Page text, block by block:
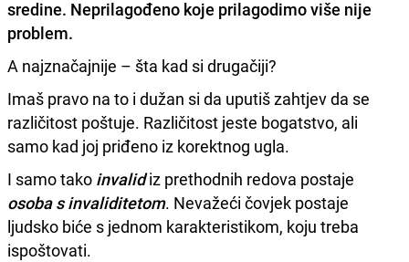
sredine. Neprilagođeno koje prilagodimo više nije
problem.
A najznačajnije – šta kad si drugačiji?
Imaš pravo na to i dužan si da uputiš zahtjev da se
različitost poštuje. Različitost jeste bogatstvo, ali
samo kad joj priđeno iz korektnog ugla.
I samo tako invalidiz prethodnih redova postaje
osoba s invaliditetom. Nevažeći čovjek postaje
ljudsko biće s jednom karakteristikom, koju treba
ispoštovati.